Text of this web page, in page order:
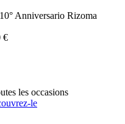
Anniversario Rizoma
€
les occasions
le